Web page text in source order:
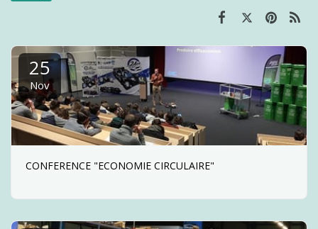
25
Nov
CONFERENCE "ECONOMIE CIRCULAIRE"